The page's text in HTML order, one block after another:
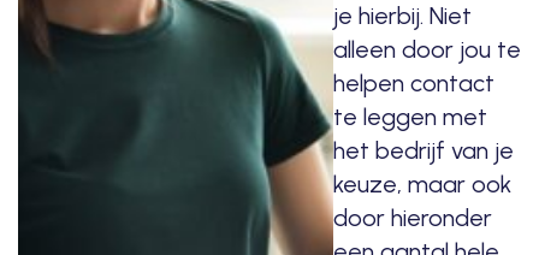
je hierbij. Niet
alleen door jou te
helpen contact
te leggen met
het bedrijf van je
keuze, maar ook
door hieronder